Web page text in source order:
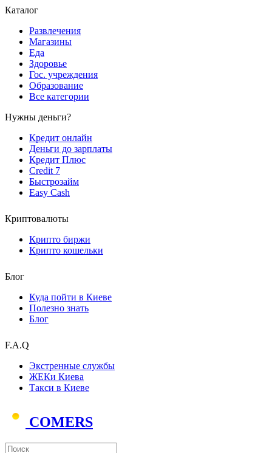
Каталог
Развлечения
Магазины
Еда
Здоровье
Гос. учреждения
Образование
Все категории
Нужны деньги?
Кредит онлайн
Деньги до зарплаты
Кредит Плюс
Credit 7
Быстрозайм
Easy Cash
Криптовалюты
Крипто биржи
Крипто кошельки
Блог
Куда пойти в Киеве
Полезно знать
Блог
F.A.Q
Экстренные службы
ЖЕКи Киева
Такси в Киеве
COMERS